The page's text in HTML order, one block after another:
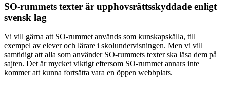
SO-rummets texter är upphovsrättsskyddade enligt
svensk lag
Vi vill gärna att SO-rummet används som kunskapskälla, till
exempel av elever och lärare i skolundervisningen. Men vi vill
samtidigt att alla som använder SO-rummets texter ska läsa dem på
sajten. Det är mycket viktigt eftersom SO-rummet annars inte
kommer att kunna fortsätta vara en öppen webbplats.